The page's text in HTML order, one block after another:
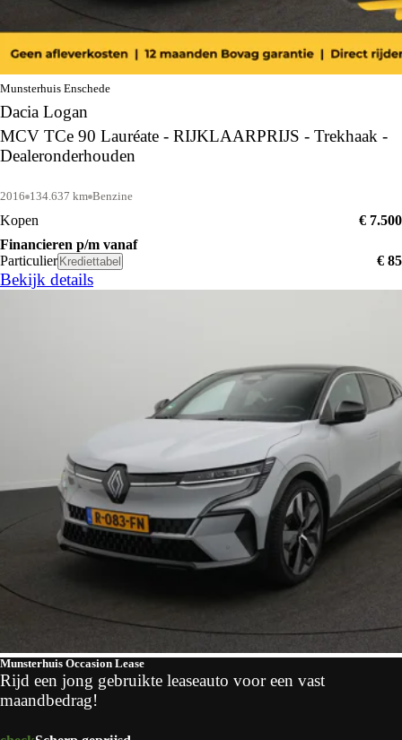
Munsterhuis Enschede
Dacia Logan
MCV TCe 90 Lauréate - RIJKLAARPRIJS - Trekhaak -
Dealeronderhouden
2016 134.637 km Benzine
Kopen
€ 7.500
Financieren p/m vanaf
Particulier Krediettabel € 85
Bekijk details
Munsterhuis Occasion Lease
Rijd een jong gebruikte leaseauto voor een vast
maandbedrag!